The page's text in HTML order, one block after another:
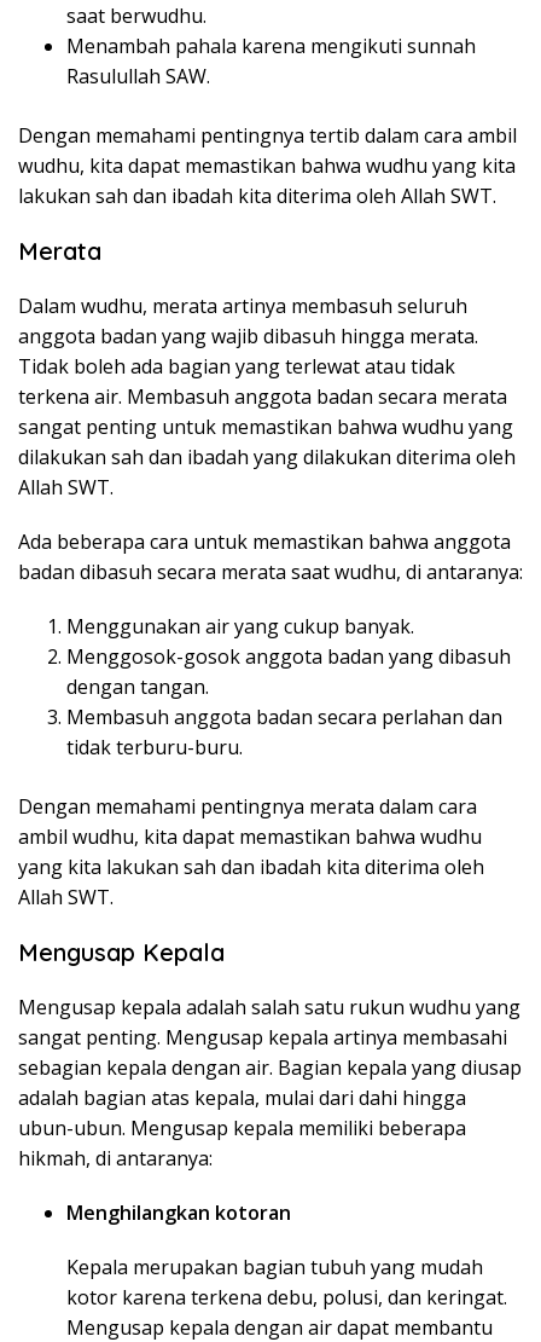
saat berwudhu.
Menambah pahala karena mengikuti sunnah
Rasulullah SAW.
Dengan memahami pentingnya tertib dalam cara ambil
wudhu, kita dapat memastikan bahwa wudhu yang kita
lakukan sah dan ibadah kita diterima oleh Allah SWT.
Merata
Dalam wudhu, merata artinya membasuh seluruh
anggota badan yang wajib dibasuh hingga merata.
Tidak boleh ada bagian yang terlewat atau tidak
terkena air. Membasuh anggota badan secara merata
sangat penting untuk memastikan bahwa wudhu yang
dilakukan sah dan ibadah yang dilakukan diterima oleh
Allah SWT.
Ada beberapa cara untuk memastikan bahwa anggota
badan dibasuh secara merata saat wudhu, di antaranya:
Menggunakan air yang cukup banyak.
Menggosok-gosok anggota badan yang dibasuh
dengan tangan.
Membasuh anggota badan secara perlahan dan
tidak terburu-buru.
Dengan memahami pentingnya merata dalam cara
ambil wudhu, kita dapat memastikan bahwa wudhu
yang kita lakukan sah dan ibadah kita diterima oleh
Allah SWT.
Mengusap Kepala
Mengusap kepala adalah salah satu rukun wudhu yang
sangat penting. Mengusap kepala artinya membasahi
sebagian kepala dengan air. Bagian kepala yang diusap
adalah bagian atas kepala, mulai dari dahi hingga
ubun-ubun. Mengusap kepala memiliki beberapa
hikmah, di antaranya:
Menghilangkan kotoran
Kepala merupakan bagian tubuh yang mudah
kotor karena terkena debu, polusi, dan keringat.
Mengusap kepala dengan air dapat membantu